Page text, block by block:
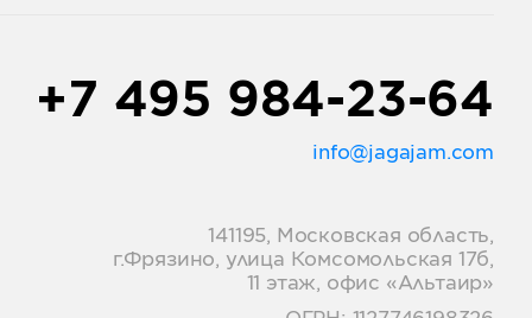
+7 495 984-23-64
info@jagajam.com
141195, Московская область,
г.Фрязино, улица Комсомольская 17б,
11 этаж, офис «Альтаир»